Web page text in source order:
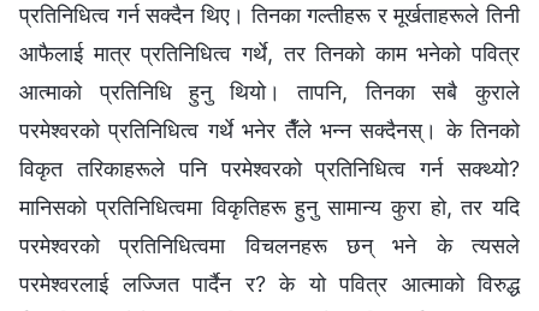
प्रतिनिधित्व गर्न सक्दैन थिए। तिनका गल्तीहरू र मूर्खताहरूले तिनी
आफैलाई मात्र प्रतिनिधित्व गर्थे, तर तिनको काम भनेको पवित्र
आत्माको प्रतिनिधि हुनु थियो। तापनि, तिनका सबै कुराले
परमेश्‍वरको प्रतिनिधित्व गर्थे भनेर तैँले भन्‍न सक्दैनस्। के तिनको
विकृत तरिकाहरूले पनि परमेश्‍वरको प्रतिनिधित्व गर्न सक्थ्यो?
मानिसको प्रतिनिधित्वमा विकृतिहरू हुनु सामान्य कुरा हो, तर यदि
परमेश्‍वरको प्रतिनिधित्वमा विचलनहरू छन् भने के त्यसले
परमेश्‍वरलाई लज्जित पार्दैन र? के यो पवित्र आत्माको विरुद्ध